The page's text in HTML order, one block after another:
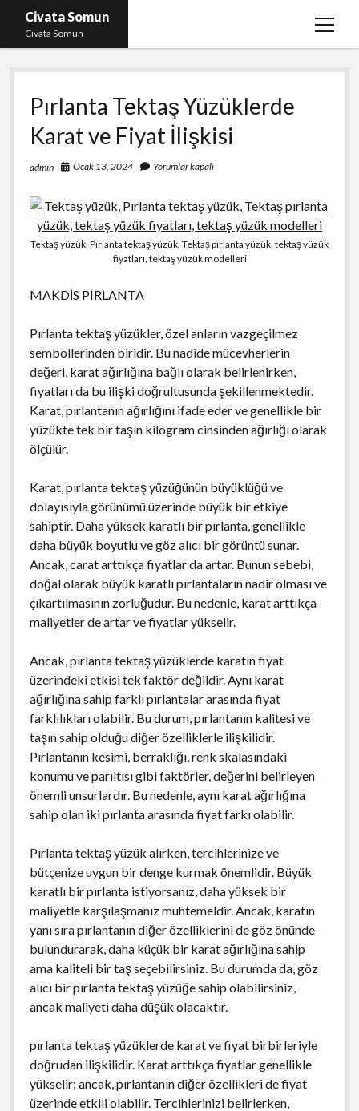
Civata Somun
Civata Somun
menüyü
Liste
Sayfa Listesi
Shorts Beğeni Kasma Parasız
Ücretsiz En İyi Instagram Beğeni Hilesi
Pırlanta Tektaş Yüzüklerde
Karat ve Fiyat İlişkisi
admin Ocak 13, 2024 Yorumlar kapalı
Tektaş yüzük, Pırlanta tektaş yüzük, Tektaş pırlanta yüzük, tektaş yüzük
fiyatları, tektaş yüzük modelleri
MAKDİS PIRLANTA
Pırlanta tektaş yüzükler, özel anların vazgeçilmez
sembollerinden biridir. Bu nadide mücevherlerin
değeri, karat ağırlığına bağlı olarak belirlenirken,
fiyatları da bu ilişki doğrultusunda şekillenmektedir.
Karat, pırlantanın ağırlığını ifade eder ve genellikle bir
yüzükte tek bir taşın kilogram cinsinden ağırlığı olarak
ölçülür.
Karat, pırlanta tektaş yüzüğünün büyüklüğü ve
dolayısıyla görünümü üzerinde büyük bir etkiye
sahiptir. Daha yüksek karatlı bir pırlanta, genellikle
daha büyük boyutlu ve göz alıcı bir görüntü sunar.
Ancak, carat arttıkça fiyatlar da artar. Bunun sebebi,
doğal olarak büyük karatlı pırlantaların nadir olması ve
çıkartılmasının zorluğudur. Bu nedenle, karat arttıkça
maliyetler de artar ve fiyatlar yükselir.
Ancak, pırlanta tektaş yüzüklerde karatın fiyat
üzerindeki etkisi tek faktör değildir. Aynı karat
ağırlığına sahip farklı pırlantalar arasında fiyat
farklılıkları olabilir. Bu durum, pırlantanın kalitesi ve
taşın sahip olduğu diğer özelliklerle ilişkilidir.
Pırlantanın kesimi, berraklığı, renk skalasındaki
konumu ve parıltısı gibi faktörler, değerini belirleyen
önemli unsurlardır. Bu nedenle, aynı karat ağırlığına
sahip olan iki pırlanta arasında fiyat farkı olabilir.
Pırlanta tektaş yüzük alırken, tercihlerinize ve
bütçenize uygun bir denge kurmak önemlidir. Büyük
karatlı bir pırlanta istiyorsanız, daha yüksek bir
maliyetle karşılaşmanız muhtemeldir. Ancak, karatın
yanı sıra pırlantanın diğer özelliklerini de göz önünde
bulundurarak, daha küçük bir karat ağırlığına sahip
ama kaliteli bir taş seçebilirsiniz. Bu durumda da, göz
alıcı bir pırlanta tektaş yüzüğe sahip olabilirsiniz,
ancak maliyeti daha düşük olacaktır.
pırlanta tektaş yüzüklerde karat ve fiyat birbirleriyle
doğrudan ilişkilidir. Karat arttıkça fiyatlar genellikle
yükselir; ancak, pırlantanın diğer özellikleri de fiyat
üzerinde etkili olabilir. Tercihlerinizi belirlerken,